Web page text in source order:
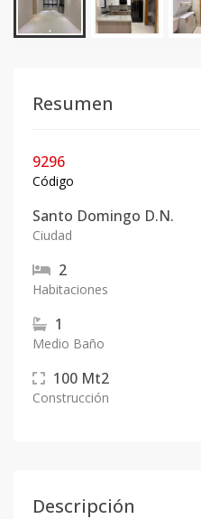
Resumen
9296
Código
Santo Domingo D.N.
Ciudad
2
Habitaciones
1
Medio Baño
100 Mt2
Construcción
Descripción